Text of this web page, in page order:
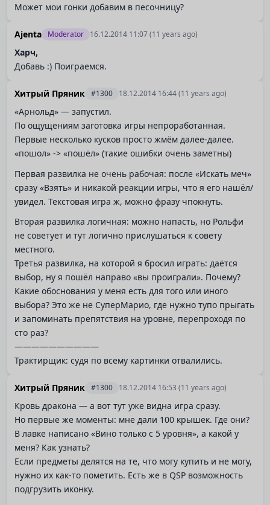
Может мои гонки добавим в песочницу?
Ajenta Moderator 16.12.2014 11:07(11 years ago)
Харч,
Добавь :) Поиграемся.
Хитрый Пряник #1300 18.12.2014 16:44(11 years ago)
«Арнольд» — запустил.
По ощущениям заготовка игры непроработанная.
Первые несколько кусков просто жмём далее-далее.
«пошол» -> «пошёл» (такие ошибки очень заметны)
Первая развилка не очень рабочая: после «Искать меч»
сразу «Взять» и никакой реакции игры, что я его нашёл/
увидел. Текстовая игра ж, можно фразу чпокнуть.
Вторая развилка логичная: можно напасть, но Рольфи
не советует и тут логично прислушаться к совету
местного.
Третья развилка, на которой я бросил играть: даётся
выбор, ну я пошёл направо «вы проиграли». Почему?
Какие обоснования у меня есть для того или иного
выбора? Это же не СуперМарио, где нужно тупо прыгать
и запоминать препятствия на уровне, перепроходя по
сто раз?
——————————
Трактирщик: судя по всему картинки отвалились.
Хитрый Пряник #1300 18.12.2014 16:53 (11 years ago)
Кровь дракона — а вот тут уже видна игра сразу.
Но первые же моменты: мне дали 100 крышек. Где они?
В лавке написано «Вино только с 5 уровня», а какой у
меня? Как узнать?
Если предметы делятся на те, что могу купить и не могу,
нужно их как-то пометить. Есть же в QSP возможность
подгрузить иконку.